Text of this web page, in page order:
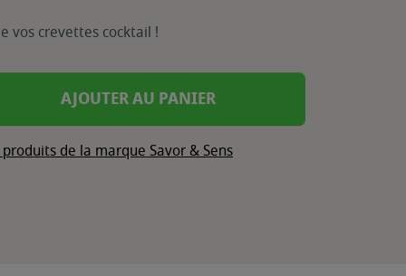
vos crevettes cocktail !
AJOUTER AU PANIER
de la marque Savor & Sens